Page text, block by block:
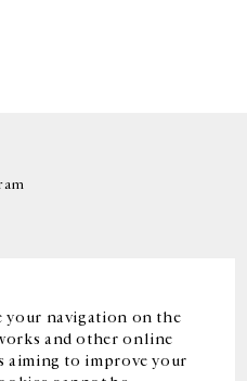
your navigation on the
and other online
aiming to improve your